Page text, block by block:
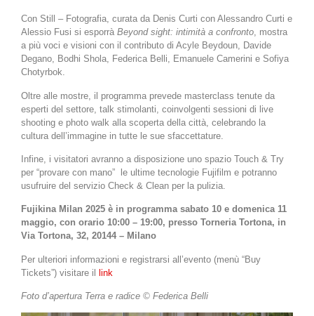
Con Still – Fotografia, curata da Denis Curti con Alessandro Curti e
Alessio Fusi si esporrà Beyond sight: intimità a confronto, mostra
a più voci e visioni con il contributo di Acyle Beydoun, Davide
Degano, Bodhi Shola, Federica Belli, Emanuele Camerini e Sofiya
Chotyrbok.
Oltre alle mostre, il programma prevede masterclass tenute da
esperti del settore, talk stimolanti, coinvolgenti sessioni di live
shooting e photo walk alla scoperta della città, celebrando la
cultura dell’immagine in tutte le sue sfaccettature.
Infine, i visitatori avranno a disposizione uno spazio Touch & Try
per “provare con mano”
le ultime tecnologie Fujifilm e potranno
usufruire del servizio Check & Clean per la pulizia.
Fujikina Milan 2025 è in programma sabato 10 e domenica 11
maggio, con orario 10:00 – 19:00, presso Torneria Tortona, in
Via Tortona, 32, 20144 – Milano
Per ulteriori informazioni e registrarsi all’evento (menù “Buy
Tickets”) visitare il link
Foto d’apertura Terra e radice © Federica Belli